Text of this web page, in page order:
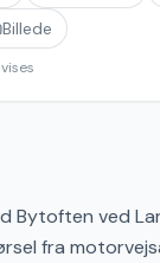
Billede
Bytoften ved
fra